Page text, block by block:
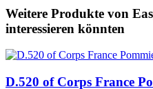
Weitere Produkte von
interessieren könnten
D.520 of Corps France